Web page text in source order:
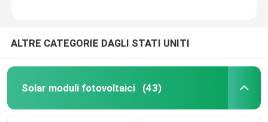
ALTRE CATEGORIE DAGLI STATI UNITI
Solar moduli fotovoltaici (43)